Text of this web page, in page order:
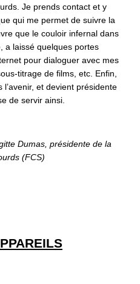
Je prends contact et y
qui me permet de suivre la
que le couloir infernal dans
a laissé quelques portes
pour dialoguer avec mes
titrage de films, etc. Enfin,
et devient présidente
de servir ainsi.
Dumas, présidente de la
Sourds (FCS)